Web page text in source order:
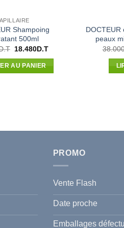
Shampoing
500ml
Le
initial
était :
18.480D.TLe
AU PANIER
DOCTEUR
peaux
PROMO
Vente Flash
Date proche
Emballages